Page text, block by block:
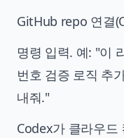
GitHub repo 연결
명령 입력. 예: "이
번호 검증 로직 추
내줘."
Codex가 클라우드